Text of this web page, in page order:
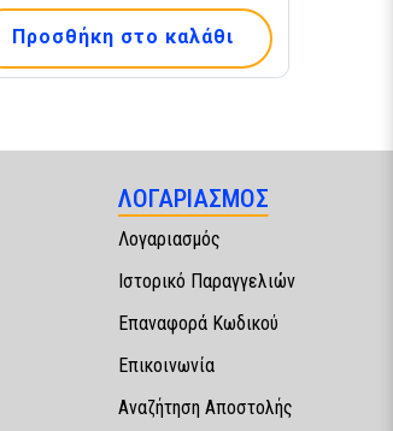
Προσθήκη στο καλάθι
ΛΟΓΑΡΙΑΣΜΟΣ
Λογαριασμός
Ιστορικό Παραγγελιών
Επαναφορά Κωδικού
Επικοινωνία
Αναζήτηση Αποστολής